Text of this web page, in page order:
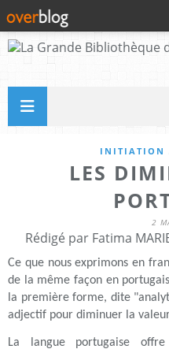
INITIATION
LES
2
Rédigé par Fatima
Ce que nous exprimons en
de la même façon en
la première forme, dite
adjectif pour diminuer la
La langue portugaise